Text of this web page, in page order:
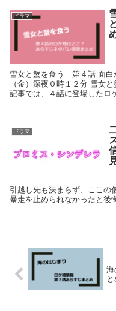
ドラマ
雪女と蟹を食う 第４話 面白
（金）深夜０時１２分 雪女
記事では、４話に登場したロ
ドラマ
引越し先も決まらず、ここの
暴走を止められなかったと後
海
と